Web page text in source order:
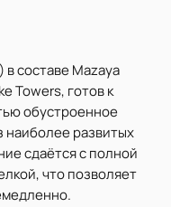
составе Mazaya
Towers, готов к
обустроенное
наиболее развитых
сдаётся с полной
что позволяет